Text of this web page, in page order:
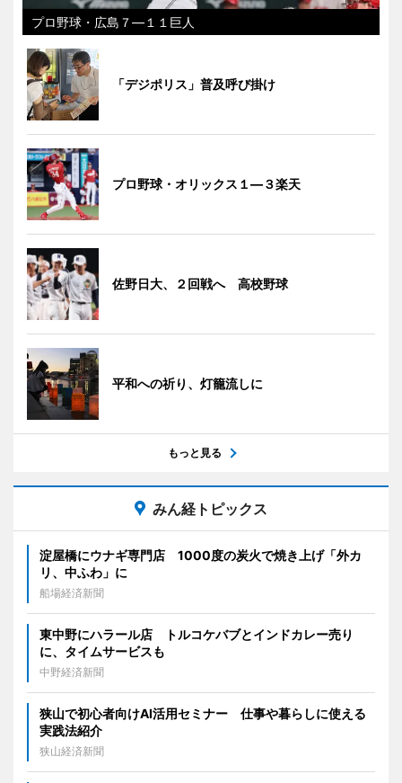
プロ野球・広島７―１１巨人
「デジポリス」普及呼び掛け
プロ野球・オリックス１―３楽天
佐野日大、２回戦へ 高校野球
平和への祈り、灯籠流しに
もっと見る
みん経トピックス
淀屋橋にウナギ専門店 1000度の炭火で焼き上げ「外カ
リ、中ふわ」に
船場経済新聞
東中野にハラール店 トルコケバブとインドカレー売り
に、タイムサービスも
中野経済新聞
狭山で初心者向けAI活用セミナー 仕事や暮らしに使える
実践法紹介
狭山経済新聞